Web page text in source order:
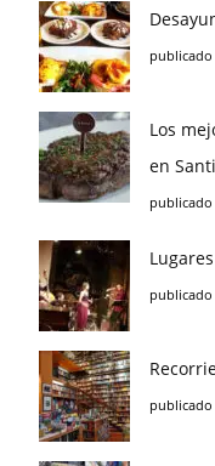
publicado
Los
en
publicado
publicado
publicado